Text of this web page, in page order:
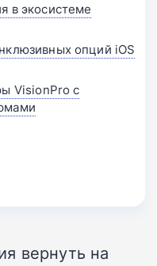
в экосистеме
опций iOS
VisionPro с
вернуть на